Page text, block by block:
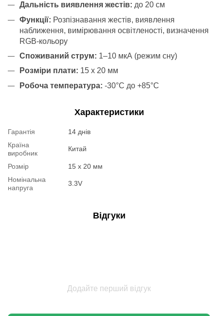
Дальність виявлення жестів: до 20 см
Функції: Розпізнавання жестів, виявлення
наближення, вимірювання освітленості, визначення
RGB-кольору
Споживаний струм: 1–10 мкА (режим сну)
Розміри плати: 15 x 20 мм
Робоча температура: -30°C до +85°C
Характеристики
Гарантія
14 днів
Країна
виробник
Китай
Розмір
15 x 20 мм
Номінальна
напруга
3.3V
Відгуки
Додайте перший відгук